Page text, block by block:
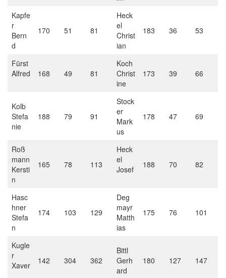
Kapfe
r
Bern
d
170 51 81
Heck
el
Christ
ian
183 36 53
Fürst
Alfred
168 49 81
Koch
Christ
ine
173 39 66
Kolb
Stefa
nie
188 79 91
Stock
er
Mark
us
178 47 69
Roß
mann
Kersti
n
165 78 113
Heck
el
Josef
188 70 82
Hasc
hner
Stefa
n
174 103 129
Deg
mayr
Matth
ias
175 76 101
Kugle
r
Xaver
142 304 362
Bittl
Gerh
ard
180 127 147